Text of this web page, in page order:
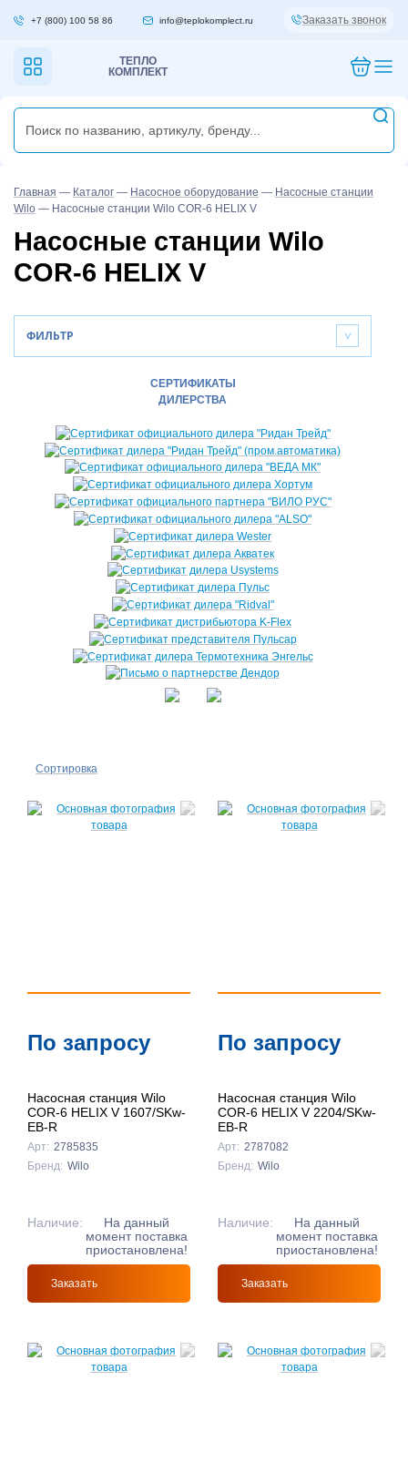
+7 (800) 100 58 86 info@teplokomplect.ru Заказать звонок
ТЕПЛО
КОМПЛЕКТ
Главная — Каталог — Насосное оборудование — Насосные станции
Wilo — Насосные станции Wilo COR-6 HELIX V
Насосные станции Wilo
COR-6 HELIX V
ФИЛЬТР >
СЕРТИФИКАТЫ
ДИЛЕРСТВА
Сортировка
↑
По запросу
Насосная станция Wilo
COR-6 HELIX V 1607/SKw-
EB-R
Арт: 2785835
Бренд: Wilo
Наличие:
На данный
момент поставка
приостановлена!
Заказать
По запросу
Насосная станция Wilo
COR-6 HELIX V 2204/SKw-
EB-R
Арт: 2787082
Бренд: Wilo
Наличие:
На данный
момент поставка
приостановлена!
Заказать